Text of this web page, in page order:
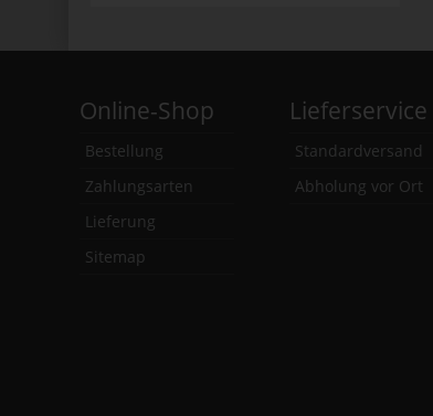
Online-Shop
Bestellung
Zahlungsarten
Lieferung
Sitemap
Lieferservice
Standardversand
Abholung vor Ort